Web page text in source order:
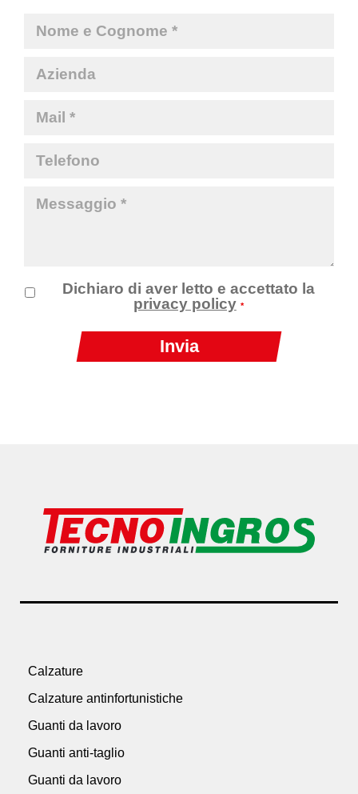
Dichiaro di aver letto e accettato la
privacy policy *
Calzature
Calzature antinfortunistiche
Guanti da lavoro
Guanti anti-taglio
Guanti da lavoro